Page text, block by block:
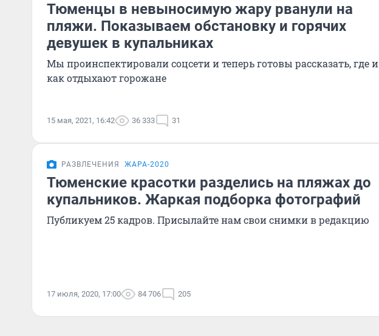
Тюменцы в невыносимую жару рванули на
пляжи. Показываем обстановку и горячих
девушек в купальниках
Мы проинспектировали соцсети и теперь готовы рассказать, где и
как отдыхают горожане
15 мая, 2021, 16:42 36 333 31
РАЗВЛЕЧЕНИЯ ЖАРА-2020
Тюменские красотки разделись на пляжах до
купальников. Жаркая подборка фотографий
Публикуем 25 кадров. Присылайте нам свои снимки в редакцию
17 июля, 2020, 17:00 84 706 205